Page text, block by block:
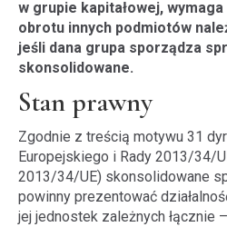
w grupie kapitałowej,
obrotu innych podmiotów
jeśli dana grupa sporządza
skonsolidowane.
Stan prawny
Zgodnie z treścią motywu 31
Europejskiego i Rady 2013/34/
2013/34/UE) skonsolidowane
powinny prezentować
jej jednostek zależnych łącznie